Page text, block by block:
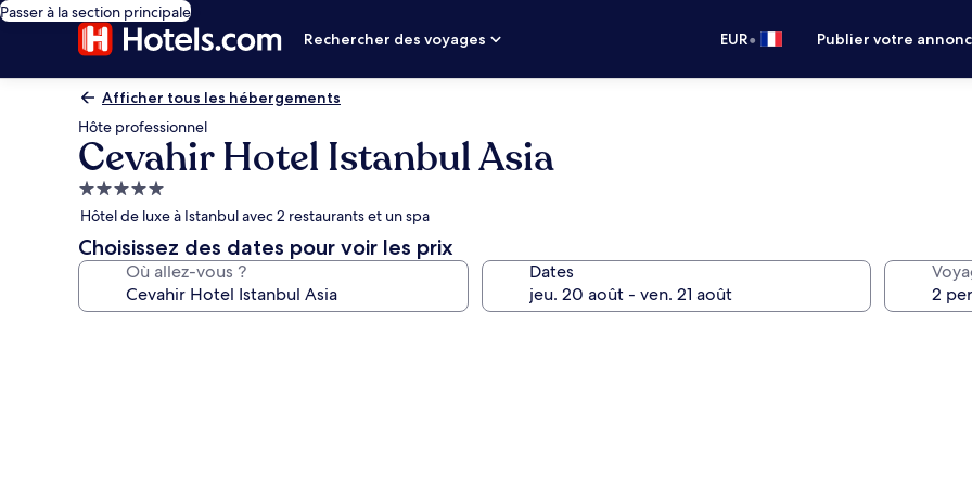
Passer à la section principale
Rechercher des voyages
EUR• Publier votre
Afficher tous les hébergements
Hôte professionnel
Cevahir Hotel Istanbul Asia
Hébergement
5.0 étoiles
Hôtel de luxe à Istanbul avec 2 restaurants et un spa
Choisissez des dates pour voir les prix
Où allez-vous ? Dates